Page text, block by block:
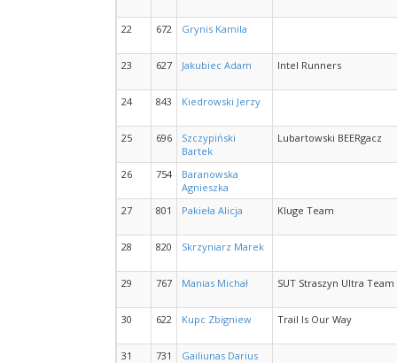
22 672 Grynis Kamila
23 627 Jakubiec Adam Intel Runners
24 843 Kiedrowski Jerzy
25 696
Szczypiński
Bartek
Lubartowski BEERgacz
26 754
Baranowska
Agnieszka
27
801 Pakieła Alicja Kluge Team
28 820 Skrzyniarz Marek
29 767 Manias Michał SUT Straszyn Ultra Team
30 622 Kupc Zbigniew Trail Is Our Way
31 731 Gailiunas Darius